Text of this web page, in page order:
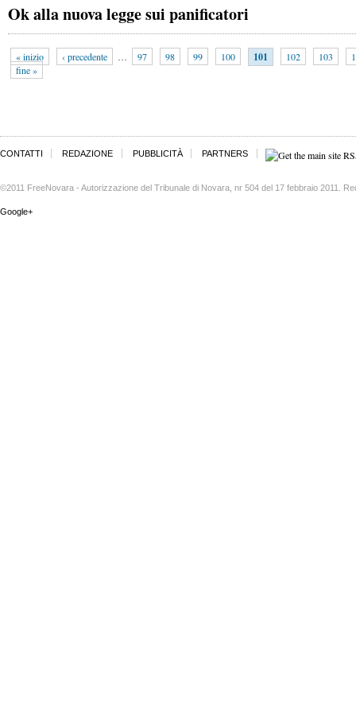
Ok alla nuova legge sui panificatori
« inizio ‹ precedente … 97 98 99 100 101 102 103
fine »
CONTATTI REDAZIONE PUBBLICITÀ PARTNERS
©2011 FreeNovara - Autorizzazione del Tribunale di Novara, nr 504 del 17 febbraio 2011.
Google+